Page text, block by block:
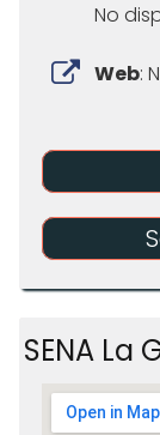
No
Web:
SENA La